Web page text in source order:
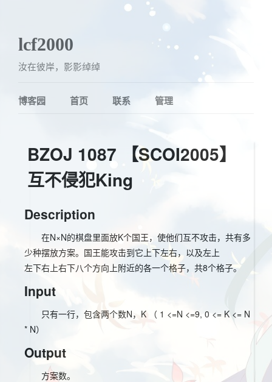
lcf2000
汝在彼岸，影影绰绰
博客园 首页 联系 管理
BZOJ 1087 【SCOI2005】
互不侵犯King
Description
在N×N的棋盘里面放K个国王，使他们互不攻击，共有多
少种摆放方案。国王能攻击到它上下左右，以及左上
左下右上右下八个方向上附近的各一个格子，共8个格子。
Input
只有一行，包含两个数N，K （ 1 <=N <=9, 0 <= K <= N
* N）
Output
方案数。